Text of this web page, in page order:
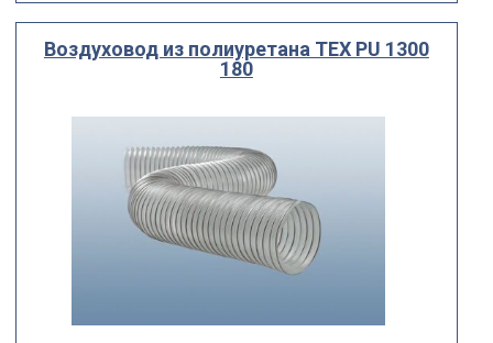
Воздуховод из полиуретана ТЕХ PU 1300
180